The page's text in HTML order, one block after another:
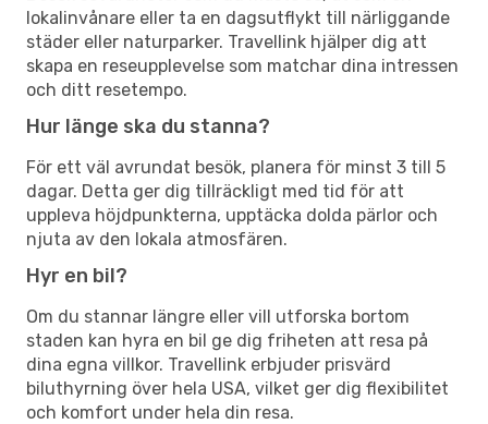
lokalinvånare eller ta en dagsutflykt till närliggande
städer eller naturparker. Travellink hjälper dig att
skapa en reseupplevelse som matchar dina intressen
och ditt resetempo.
Hur länge ska du stanna?
För ett väl avrundat besök, planera för minst 3 till 5
dagar. Detta ger dig tillräckligt med tid för att
uppleva höjdpunkterna, upptäcka dolda pärlor och
njuta av den lokala atmosfären.
Hyr en bil?
Om du stannar längre eller vill utforska bortom
staden kan hyra en bil ge dig friheten att resa på
dina egna villkor. Travellink erbjuder prisvärd
biluthyrning över hela USA, vilket ger dig flexibilitet
och komfort under hela din resa.